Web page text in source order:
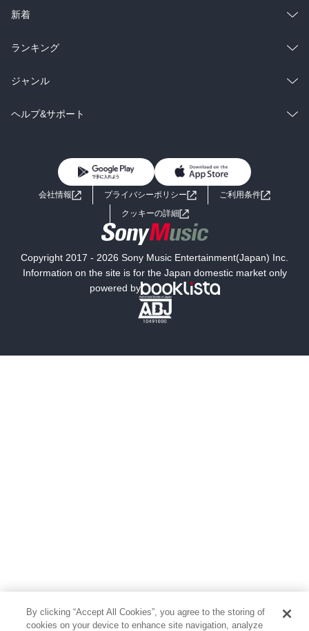
ラノベ
雑誌・グラビア
BL・TL
総合
ラノベ
雑誌・グラビア
BL・TL
新着
総合
ラノベ
雑誌・グラビア
ランキング
総合
ラノベ
ジャンル
コミック
ライトノベル 男子向けラノベ
小説
海外小説
ミステリー SF
文学
芸術・アート 映画・音楽・演劇
写真集 教養
ヘルプ&サポート
よくあるご質問 お問い合わせ
会社情報 プライバシーポリシー
ご利用条件
クッキーの詳細
Copyright 2017 - 2026 Sony Music Entertainment(Japan) Inc.
Information on the site is for the Japan domestic market only
powered by
By clicking “Accept All Cookies”, you agree to the storing of
cookies on your device to enhance site navigation, analyze